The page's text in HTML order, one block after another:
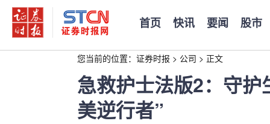
首页 快讯 要闻 股市
您当前的位置： 证券时报 > 公司 > 正文
急救护士法版2：守
美逆行者”